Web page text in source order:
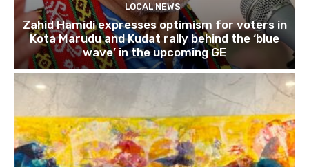
LOCAL NEWS
Zahid Hamidi expresses optimism for voters in
Kota Marudu and Kudat rally behind the ‘blue
wave’ in the upcoming GE